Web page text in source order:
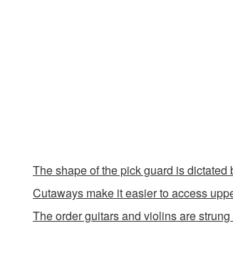
The shape of the pick guard is dictated
Cutaways make it easier to access
The order guitars and violins are